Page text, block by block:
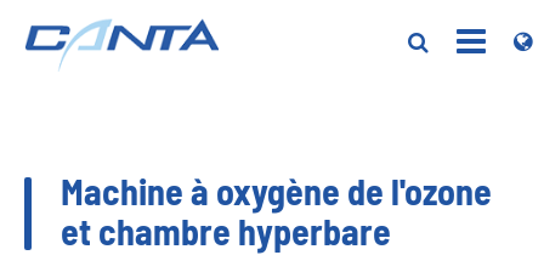
Machine à oxygène de l'ozone
et chambre hyperbare